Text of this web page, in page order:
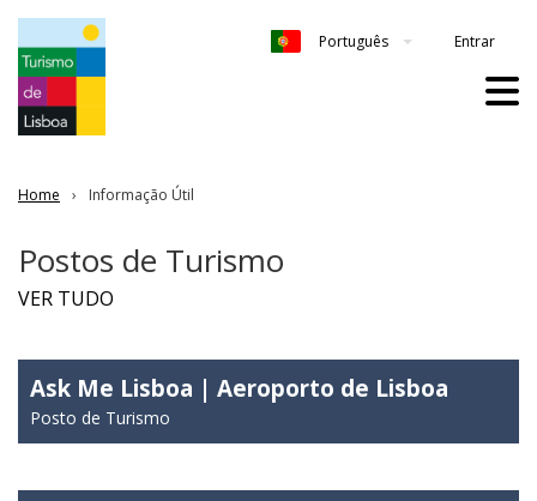
Português Entrar
Home Informação Útil
Postos de Turismo
VER TUDO
Ask Me Lisboa | Aeroporto de Lisboa
Posto de Turismo